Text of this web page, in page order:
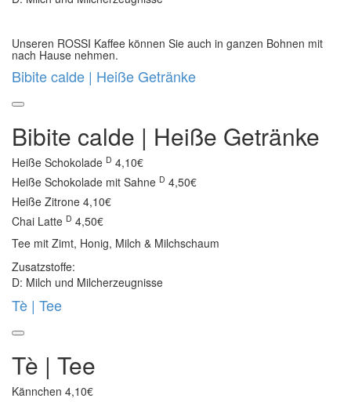
Unseren ROSSI Kaffee können Sie auch in ganzen Bohnen mit
nach Hause nehmen.
Bibite calde | Heiße Getränke
Bibite calde | Heiße Getränke
Heiße Schokolade D 4,10€
Heiße Schokolade mit Sahne D 4,50€
Heiße Zitrone 4,10€
Chai Latte D 4,50€
Tee mit Zimt, Honig, Milch & Milchschaum
Zusatzstoffe:
D: Milch und Milcherzeugnisse
Tè | Tee
Tè | Tee
Kännchen 4,10€